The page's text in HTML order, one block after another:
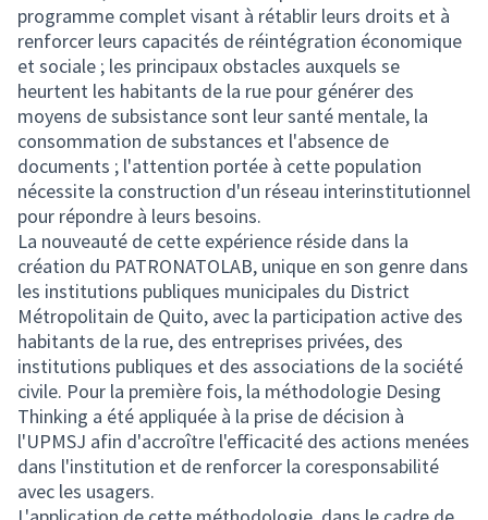
programme complet visant à rétablir leurs droits et à
renforcer leurs capacités de réintégration économique
et sociale ; les principaux obstacles auxquels se
heurtent les habitants de la rue pour générer des
moyens de subsistance sont leur santé mentale, la
consommation de substances et l'absence de
documents ; l'attention portée à cette population
nécessite la construction d'un réseau interinstitutionnel
pour répondre à leurs besoins.
La nouveauté de cette expérience réside dans la
création du PATRONATOLAB, unique en son genre dans
les institutions publiques municipales du District
Métropolitain de Quito, avec la participation active des
habitants de la rue, des entreprises privées, des
institutions publiques et des associations de la société
civile. Pour la première fois, la méthodologie Desing
Thinking a été appliquée à la prise de décision à
l'UPMSJ afin d'accroître l'efficacité des actions menées
dans l'institution et de renforcer la coresponsabilité
avec les usagers.